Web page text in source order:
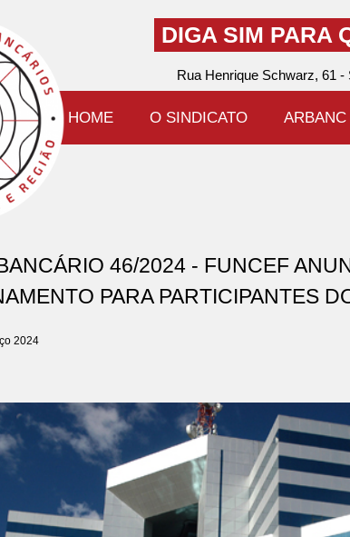
DIGA SIM PARA
Rua Henrique Schwarz, 61 -
HOME O SINDICATO ARBANC
46/2024 - FUNCEF
PARA PARTICIPANTES
2024